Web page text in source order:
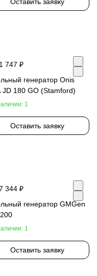
747 ₽
генератор Onis
JD 180 GO (Stamford)
1
Оставить заявку
344 ₽
генератор GMGen
1
Оставить заявку